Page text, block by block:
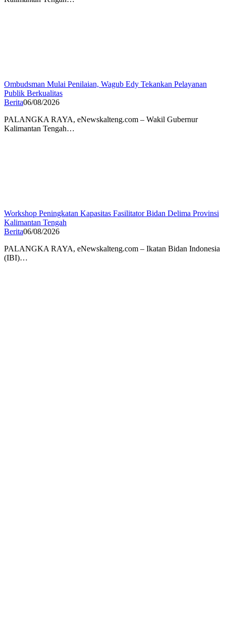
Ombudsman Mulai Penilaian, Wagub Edy Tekankan Pelayanan
Publik Berkualitas
Berita06/08/2026
PALANGKA RAYA, eNewskalteng.com – Wakil Gubernur
Kalimantan Tengah…
Workshop Peningkatan Kapasitas Fasilitator Bidan Delima Provinsi
Kalimantan Tengah
Berita06/08/2026
PALANGKA RAYA, eNewskalteng.com – Ikatan Bidan Indonesia
(IBI)…